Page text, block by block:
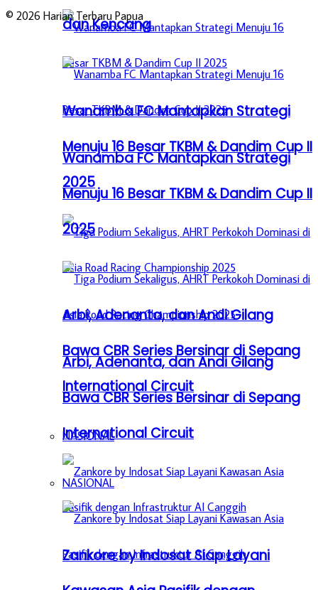
Wanamba FC Mantapkan Strategi
Menuju 16 Besar TKBM & Dandim Cup II
2025
Arbi, Adenanta, dan Andi Gilang
Bawa CBR Series Bersinar di Sepang
International Circuit
NASIONAL
Zankore by Indosat Siap Layani
dan Kencang
Wanamba FC Mantapkan Strategi
Menuju 16 Besar TKBM & Dandim Cup II
2025
Arbi, Adenanta, dan Andi Gilang
Bawa CBR Series Bersinar di Sepang
International Circuit
NASIONAL
© 2026 Harian Terbaru Papua